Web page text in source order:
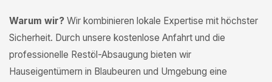
Warum wir? Wir kombinieren lokale Expertise mit höchster
Sicherheit. Durch unsere kostenlose Anfahrt und die
professionelle Restöl-Absaugung bieten wir
Hauseigentümern in Blaubeuren und Umgebung eine